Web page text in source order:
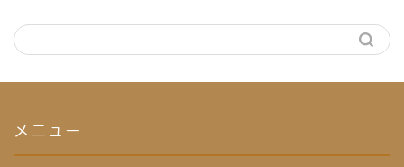
メニュー